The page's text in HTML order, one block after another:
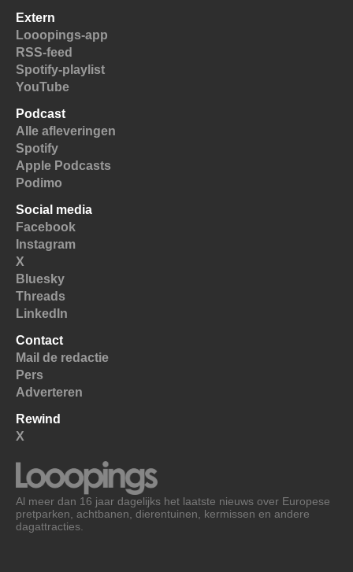
Extern
Looopings-app
RSS-feed
Spotify-playlist
YouTube
Podcast
Alle afleveringen
Spotify
Apple Podcasts
Podimo
Social media
Facebook
Instagram
X
Bluesky
Threads
LinkedIn
Contact
Mail de redactie
Pers
Adverteren
Rewind
X
Al meer dan 16 jaar dagelijks het laatste nieuws over Europese
pretparken, achtbanen, dierentuinen, kermissen en andere
dagattracties.